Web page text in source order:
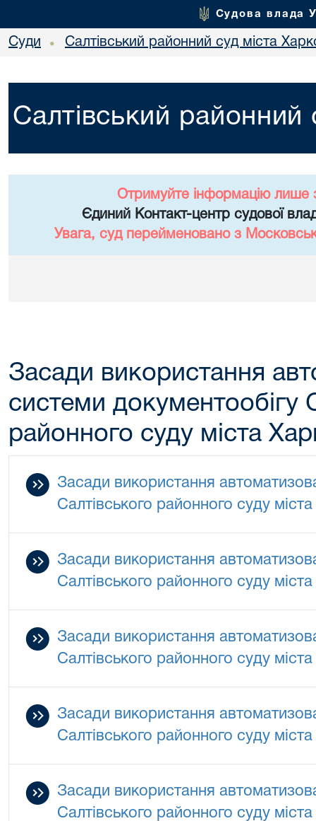
Судова влада
Суди • Салтівський районний суд міста
Салтівський районний
Отримуйте інформацію лише
Єдиний Контакт-центр судової
Увага, суд перейменовано з
Засади використання
системи документообігу
районного суду міста
Засади використання
Салтівського районного суду
Засади використання
Салтівського районного суду
Засади використання
Салтівського районного суду
Засади використання
Салтівського районного суду
Засади використання
Салтівського районного суду